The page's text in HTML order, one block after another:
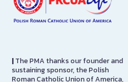
|The PMA thanks our founder and
sustaining sponsor, the Polish
Roman Catholic Union of America,